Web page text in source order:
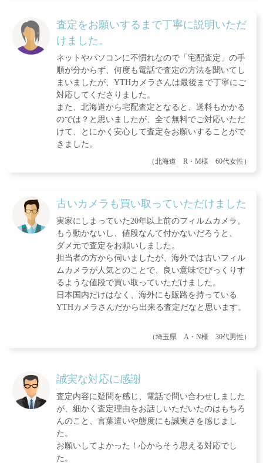
査定をお願いするまで丁寧に説明いただ
けました。
ネットやパソコンに不慣れなので「宅配査定」の手
順が分からず、何度も電話で査定の方法を聞いてし
まいましたが、YTHカメラさんは最後まで丁寧にご
対応してくださりました。
また、北海道から宅配査定となると、送料もかかる
のでは？と思いましたが、全て無料でご対応いただ
けて、とにかく安心して査定をお願いすることがで
きました。
（北海道 R・M様 60代女性）
古いカメラも買い取っていただけました
実家にしまっていた20年以上前のフィルムカメラ。
もう動かないし、値段なんて付かないだろうと、
ダメ元で査定をお願いしました。
担当者の方から伺いましたが、海外では古いフィル
ムカメラが人気とのことで、良い意味でびっくりす
るような値段で買い取っていただけました。
日本国内だけはなく、海外にも販路を持っている
YTHカメラさんだから出来る査定だなと思います。
（埼玉県 A・N様 30代男性）
誠実な対応に感謝
査定内容に疑問を感じ、電話で問い合わせしました
が、細かく査定理由をお話しいただいたのはもちろ
んのこと、言葉遣いや態度にも誠実さを感じまし
た。
お願いしてよかった！心からそう思える対応でし
た。